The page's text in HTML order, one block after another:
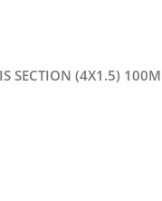
SECTION (4X1.5) 100M